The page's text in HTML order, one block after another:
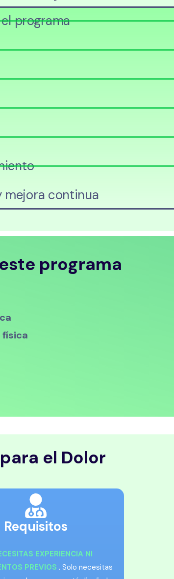
programa
mejora continua
programa
física
el Dolor
Requisitos
EXPERIENCIA NI
PREVIOS . Solo necesitas